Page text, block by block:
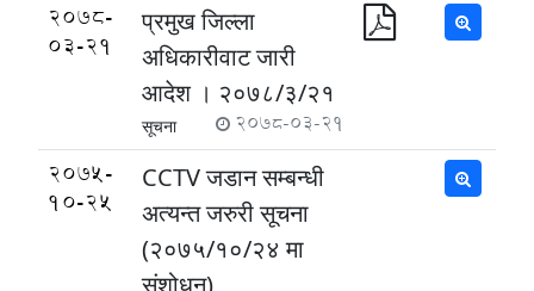
2078-
03-21
प्रमुख जिल्ला
अधिकारीवाट जारी
आदेश । २०७८/३/२१
सूचना 2078-03-21
2075-
10-25
CCTV जडान सम्बन्धी
अत्यन्त जरुरी सूचना
(२०७५/१०/२४ मा
स‌ंशोधन)